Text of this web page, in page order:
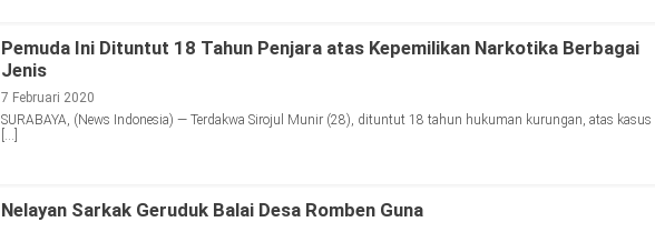
Pemuda Ini Dituntut 18 Tahun Penjara atas Kepemilikan Narkotika Berbagai
Jenis
7 Februari 2020
SURABAYA, (News Indonesia) — Terdakwa Sirojul Munir (28), dituntut 18 tahun hukuman kurungan, atas kasus
[…]
Nelayan Sarkak Geruduk Balai Desa Romben Guna